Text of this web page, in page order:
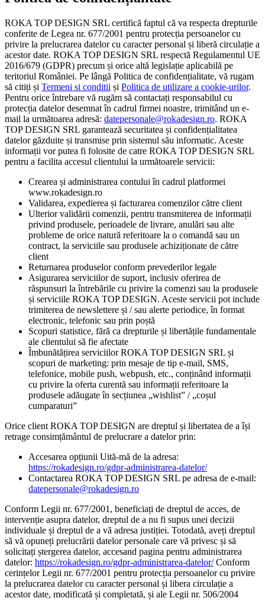
ROKA TOP DESIGN SRL certifică faptul că va respecta drepturile
conferite de Legea nr. 677/2001 pentru protecția persoanelor cu
privire la prelucrarea datelor cu caracter personal și liberă circulație a
acestor date. ROKA TOP DESIGN SRL respectă Regulamentul UE
2016/679 (GDPR) precum și orice altă legislație aplicabilă pe
teritoriul României. Pe lângă Politica de confidențialitate, vă rugam
să citiți și Termeni si conditii și Politica de utilizare a cookie-urilor.
Pentru orice întrebare vă rugăm să contactați responsabilul cu
protecția datelor desemnat în cadrul firmei noastre, trimitând un e-
mail la următoarea adresă: datepersonale@rokadesign.ro. ROKA
TOP DESIGN SRL garantează securitatea și confidențialitatea
datelor găzduite și transmise prin sistemul său informatic. Aceste
informații vor putea fi folosite de catre ROKA TOP DESIGN SRL
pentru a facilita accesul clientului la următoarele servicii:
Crearea și administrarea contului în cadrul platformei
www.rokadesign.ro
Validarea, expedierea și facturarea comenzilor către client
Ulterior validării comenzii, pentru transmiterea de informații
privind produsele, perioadele de livrare, anulări sau alte
probleme de orice natură referitoare la o comandă sau un
contract, la serviciile sau produsele achiziționate de către
client
Returnarea produselor conform prevederilor legale
Asigurarea serviciilor de suport, inclusiv oferirea de
răspunsuri la întrebările cu privire la comenzi sau la produsele
și serviciile ROKA TOP DESIGN. Aceste servicii pot include
trimiterea de newslettere și / sau alerte periodice, în format
electronic, telefonic sau prin poștă
Scopuri statistice, fără ca drepturile și libertățile fundamentale
ale clientului să fie afectate
Îmbunătățirea serviciilor ROKA TOP DESIGN SRL și
scopuri de marketing: prin mesaje de tip e-mail, SMS,
telefonice, mobile push, webpush, etc., conținând informații
cu privire la oferta curentă sau informații referitoare la
produsele adăugate în secțiunea „wishlist” / „coșul
cumparaturi”
Orice client ROKA TOP DESIGN are dreptul și libertatea de a își
retrage consimțământul de prelucrare a datelor prin:
Accesarea opțiunii Uită-mă de la adresa:
https://rokadesign.ro/gdpr-administrarea-datelor/
Contactarea ROKA TOP DESIGN SRL pe adresa de e-mail:
datepersonale@rokadesign.ro
Conform Legii nr. 677/2001, beneficiați de dreptul de acces, de
intervenție asupra datelor, dreptul de a nu fi supus unei decizii
individuale și dreptul de a vă adresa justiției. Totodată, aveți dreptul
să vă opuneți prelucrării datelor personale care vă privesc și să
solicitați ștergerea datelor, accesand pagina pentru administrarea
datelor: https://rokadesign.ro/gdpr-administrarea-datelor/Conform
cerințelor Legii nr. 677/2001 pentru protecția persoanelor cu privire
la prelucrarea datelor cu caracter personal și libera circulație a
acestor date, modificată și completată, și ale Legii nr. 506/2004